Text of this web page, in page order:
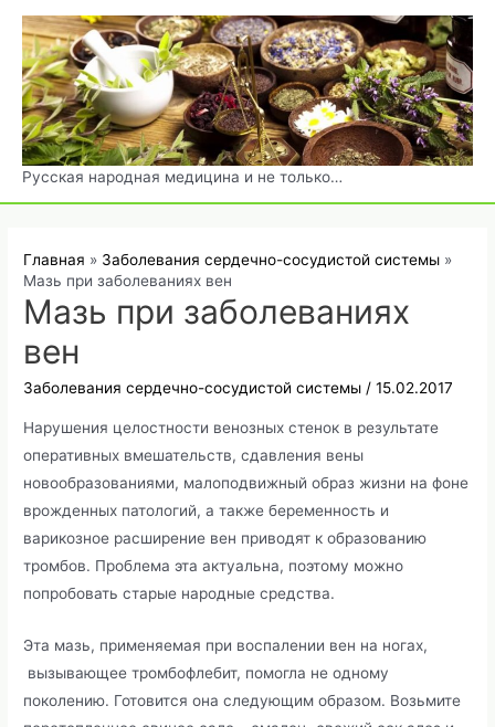
Перейти
содержимому
Русская народная медицина и не только…
Главная
Заболевания сердечно-сосудистой системы
Мазь при заболеваниях вен
Мазь при заболеваниях
вен
Заболевания сердечно-сосудистой системы /15.02.2017
Нарушения целостности венозных стенок в результате
оперативных вмешательств, сдавления вены
новообразованиями, малоподвижный образ жизни на фоне
врожденных патологий, а также беременность и
варикозное расширение вен приводят к образованию
тромбов. Проблема эта актуальна, поэтому можно
попробовать старые народные средства.
Эта мазь, применяемая при воспалении вен на ногах,
вызывающее тромбофлебит, помогла не одному
поколению. Готовится она следующим образом. Возьмите